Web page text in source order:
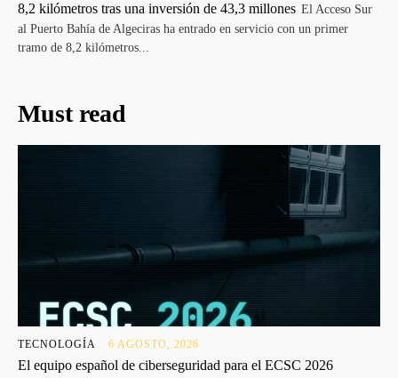
8,2 kilómetros tras una inversión de 43,3 millones El Acceso Sur
al Puerto Bahía de Algeciras ha entrado en servicio con un primer
tramo de 8,2 kilómetros...
Must read
TECNOLOGÍA 6 AGOSTO, 2026
El equipo español de ciberseguridad para el ECSC 2026